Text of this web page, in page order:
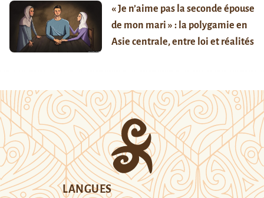
« Je n’aime pas la seconde épouse
de mon mari » : la polygamie en
Asie centrale, entre loi et réalités
LANGUES